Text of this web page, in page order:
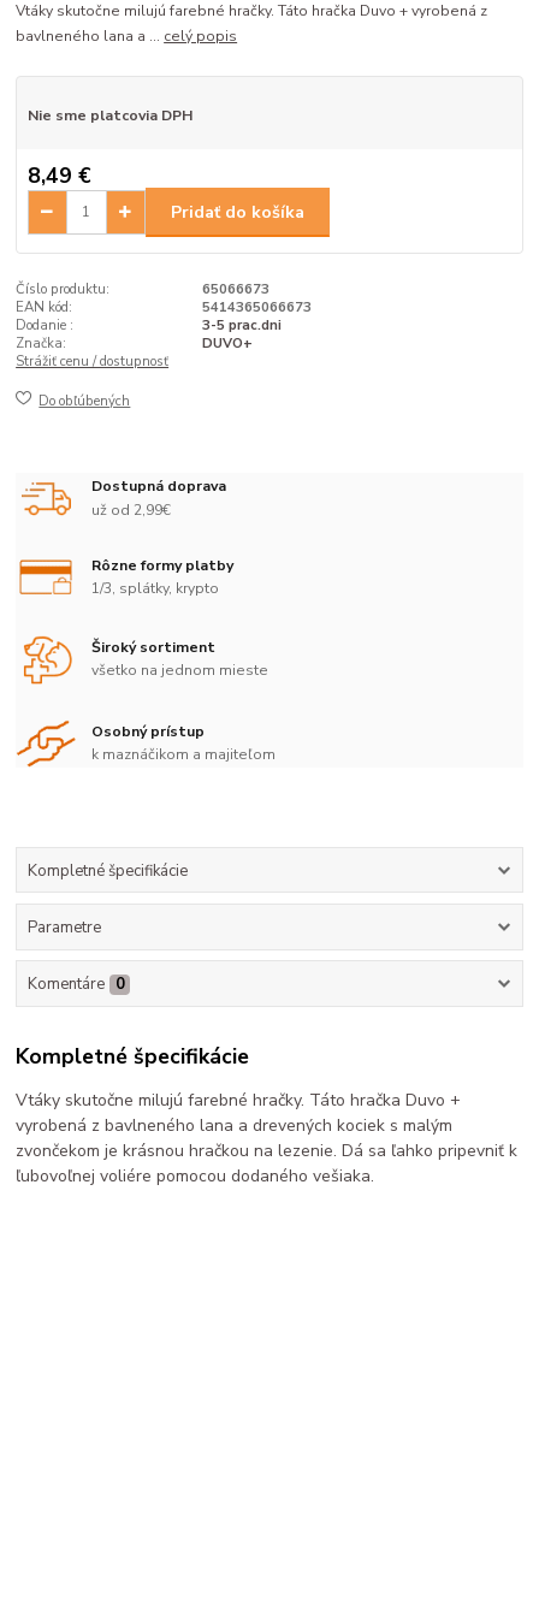
Vtáky skutočne milujú farebné hračky. Táto hračka Duvo + vyrobená z
bavlneného lana a ... celý popis
Nie sme platcovia DPH
8,49 €
Pridať do košíka
Číslo produktu:
65066673
EAN kód:
5414365066673
Dodanie :
3-5 prac.dni
Značka:
DUVO+
Strážiť cenu / dostupnosť
Do obľúbených
Dostupná doprava
už od 2,99€
Rôzne formy platby
1/3, splátky, krypto
Široký sortiment
všetko na jednom mieste
Osobný prístup
k maznáčikom a majiteľom
Kompletné špecifikácie
Parametre
Komentáre 0
Kompletné špecifikácie
Vtáky skutočne milujú farebné hračky. Táto hračka Duvo +
vyrobená z bavlneného lana a drevených kociek s malým
zvončekom je krásnou hračkou na lezenie. Dá sa ľahko pripevniť k
ľubovoľnej voliére pomocou dodaného vešiaka.